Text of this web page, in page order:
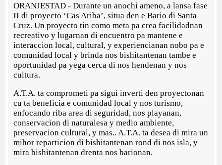
ORANJESTAD - Durante un anochi ameno, a lansa fase
II di proyecto ‘Cas Ariba’, situa den e Bario di Santa
Cruz. Un proyecto tin como meta pa crea facilidadnan
recreativo y lugarnan di encuentro pa mantene e
interaccion local, cultural, y experiencianan nobo pa e
comunidad local y brinda nos bishitantenan tambe e
oportunidad pa yega cerca di nos hendenan y nos
cultura.
A.T.A. ta comprometi pa sigui inverti den proyectonan
cu ta beneficia e comunidad local y nos turismo,
enfocando riba area di seguridad, nos playanan,
conservacion di naturalesa y medio ambiente,
preservacion cultural, y mas.. A.T.A. ta desea di mira un
mihor reparticion di bishitantenan rond di nos isla, y
mira bishitantenan drenta nos barionan.